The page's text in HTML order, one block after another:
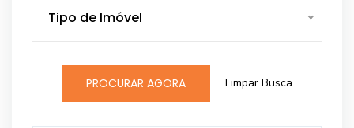
Tipo de Imóvel
PROCURAR AGORA Limpar Busca